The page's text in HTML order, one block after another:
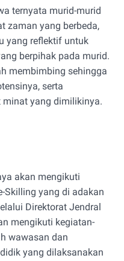
ternyata murid-murid
zaman yang berbeda,
yang reflektif untuk
berpihak pada murid.
membimbing sehingga
serta
yang dimilikinya.
akan mengikuti
Skilling yang di adakan
Direktorat Jendral
mengikuti kegiatan-
wawasan dan
yang dilaksanakan